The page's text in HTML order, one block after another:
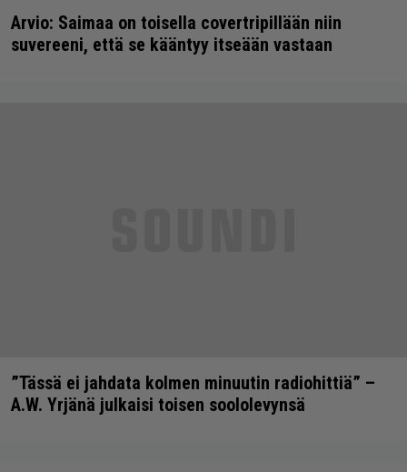
Arvio: Saimaa on toisella covertripillään niin
suvereeni, että se kääntyy itseään vastaan
”Tässä ei jahdata kolmen minuutin radiohittiä” –
A.W. Yrjänä julkaisi toisen soololevynsä